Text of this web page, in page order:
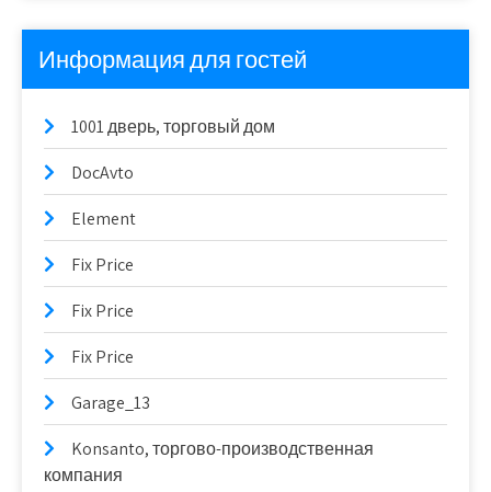
Информация для гостей
1001 дверь, торговый дом
DocAvto
Element
Fix Price
Fix Price
Fix Price
Garage_13
Konsanto, торгово-производственная
компания